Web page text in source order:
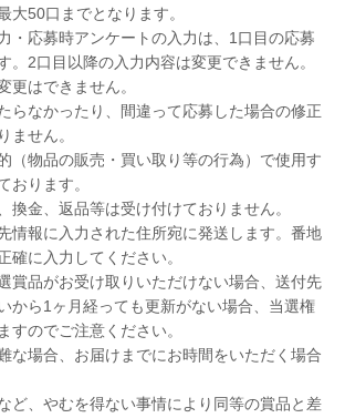
大50口までとなります。
・応募時アンケートの入力は、1口目の応募
。2口目以降の入力内容は変更できません。
更はできません。
らなかったり、間違って応募した場合の修正
ません。
（物品の販売・買い取り等の行為）で使用す
おります。
換金、返品等は受け付けておりません。
情報に入力された住所宛に発送します。番地
確に入力してください。
賞品がお受け取りいただけない場合、送付先
から1ヶ月経っても更新がない場合、当選権
すのでご注意ください。
な場合、お届けまでにお時間をいただく場合
ど、やむを得ない事情により同等の賞品と差